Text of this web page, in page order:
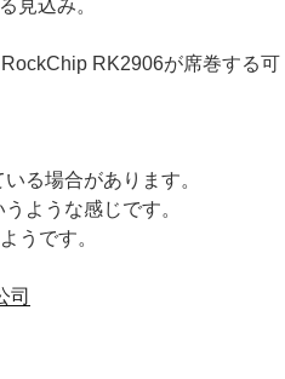
見込み。
RK2906が席巻する可
る場合があります。
ような感じです。
うです。
司